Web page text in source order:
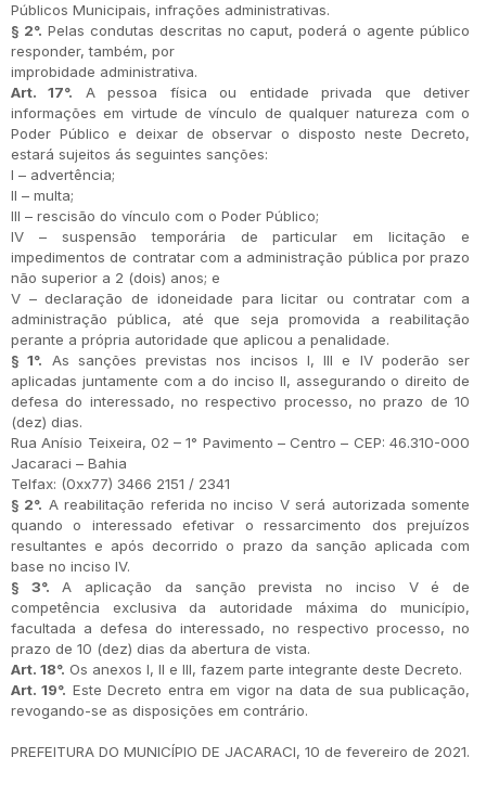
Públicos Municipais, infrações administrativas.
§ 2°. Pelas condutas descritas no caput, poderá o agente público
responder, também, por
improbidade administrativa.
Art. 17°. A pessoa física ou entidade privada que detiver
informações em virtude de vínculo de qualquer natureza com o
Poder Público e deixar de observar o disposto neste Decreto,
estará sujeitos ás seguintes sanções:
I – advertência;
II – multa;
III – rescisão do vínculo com o Poder Público;
IV – suspensão temporária de particular em licitação e
impedimentos de contratar com a administração pública por prazo
não superior a 2 (dois) anos; e
V – declaração de idoneidade para licitar ou contratar com a
administração pública, até que seja promovida a reabilitação
perante a própria autoridade que aplicou a penalidade.
§ 1°. As sanções previstas nos incisos I, III e IV poderão ser
aplicadas juntamente com a do inciso II, assegurando o direito de
defesa do interessado, no respectivo processo, no prazo de 10
(dez) dias.
Rua Anísio Teixeira, 02 – 1° Pavimento – Centro – CEP: 46.310-000
Jacaraci – Bahia
Telfax: (0xx77) 3466 2151 / 2341
§ 2°. A reabilitação referida no inciso V será autorizada somente
quando o interessado efetivar o ressarcimento dos prejuízos
resultantes e após decorrido o prazo da sanção aplicada com
base no inciso IV.
§ 3°. A aplicação da sanção prevista no inciso V é de
competência exclusiva da autoridade máxima do município,
facultada a defesa do interessado, no respectivo processo, no
prazo de 10 (dez) dias da abertura de vista.
Art. 18°. Os anexos I, II e III, fazem parte integrante deste Decreto.
Art. 19°. Este Decreto entra em vigor na data de sua publicação,
revogando-se as disposições em contrário.
PREFEITURA DO MUNICÍPIO DE JACARACI, 10 de fevereiro de 2021.